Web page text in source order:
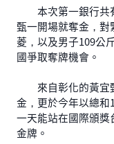
本次第一銀行共
甄一開場就奪金，
菱，以及男子109公
國爭取奪牌機會。
來自彰化的黃宜
金，更於今年以總
一天能站在國際頒
金牌。